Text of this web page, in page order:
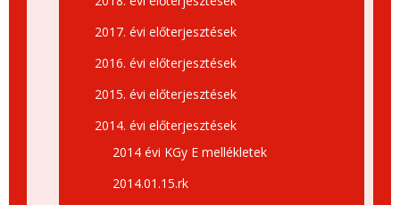
2017. évi előterjesztések
2016. évi előterjesztések
2015. évi előterjesztések
2014. évi előterjesztések
2014 évi KGy E mellékletek
2014.01.15.rk